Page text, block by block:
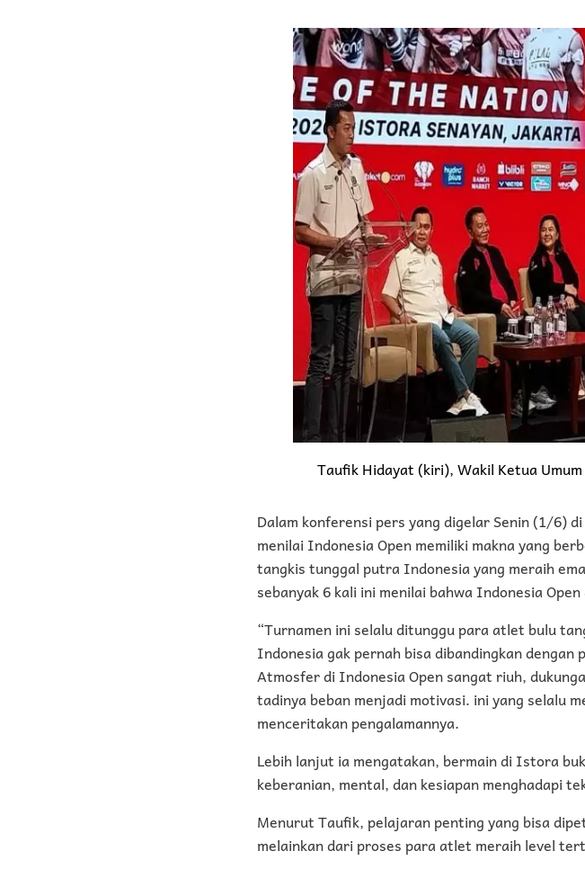
Taufik Hidayat (kiri), Wakil Ketua
Dalam konferensi pers yang digelar Senin (1/6)
menilai Indonesia Open memiliki makna yang
tangkis tunggal putra Indonesia yang meraih
sebanyak 6 kali ini menilai bahwa Indonesia
“Turnamen ini selalu ditunggu para atlet bulu
Indonesia gak pernah bisa dibandingkan dengan
Atmosfer di Indonesia Open sangat riuh,
tadinya beban menjadi motivasi. ini yang selalu
menceritakan pengalamannya.
Lebih lanjut ia mengatakan, bermain di Istora
keberanian, mental, dan kesiapan menghadapi
Menurut Taufik, pelajaran penting yang bisa
melainkan dari proses para atlet meraih level